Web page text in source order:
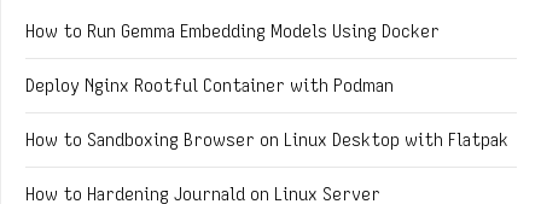
How to Run Gemma Embedding Models Using Docker
Deploy Nginx Rootful Container with Podman
How to Sandboxing Browser on Linux Desktop with Flatpak
How to Hardening Journald on Linux Server